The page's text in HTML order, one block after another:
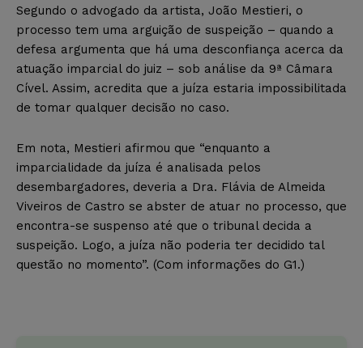
Segundo o advogado da artista, João Mestieri, o
processo tem uma arguição de suspeição – quando a
defesa argumenta que há uma desconfiança acerca da
atuação imparcial do juiz – sob análise da 9ª Câmara
Cível. Assim, acredita que a juíza estaria impossibilitada
de tomar qualquer decisão no caso.
Em nota, Mestieri afirmou que “enquanto a
imparcialidade da juíza é analisada pelos
desembargadores, deveria a Dra. Flávia de Almeida
Viveiros de Castro se abster de atuar no processo, que
encontra-se suspenso até que o tribunal decida a
suspeição. Logo, a juíza não poderia ter decidido tal
questão no momento”. (Com informações do G1.)